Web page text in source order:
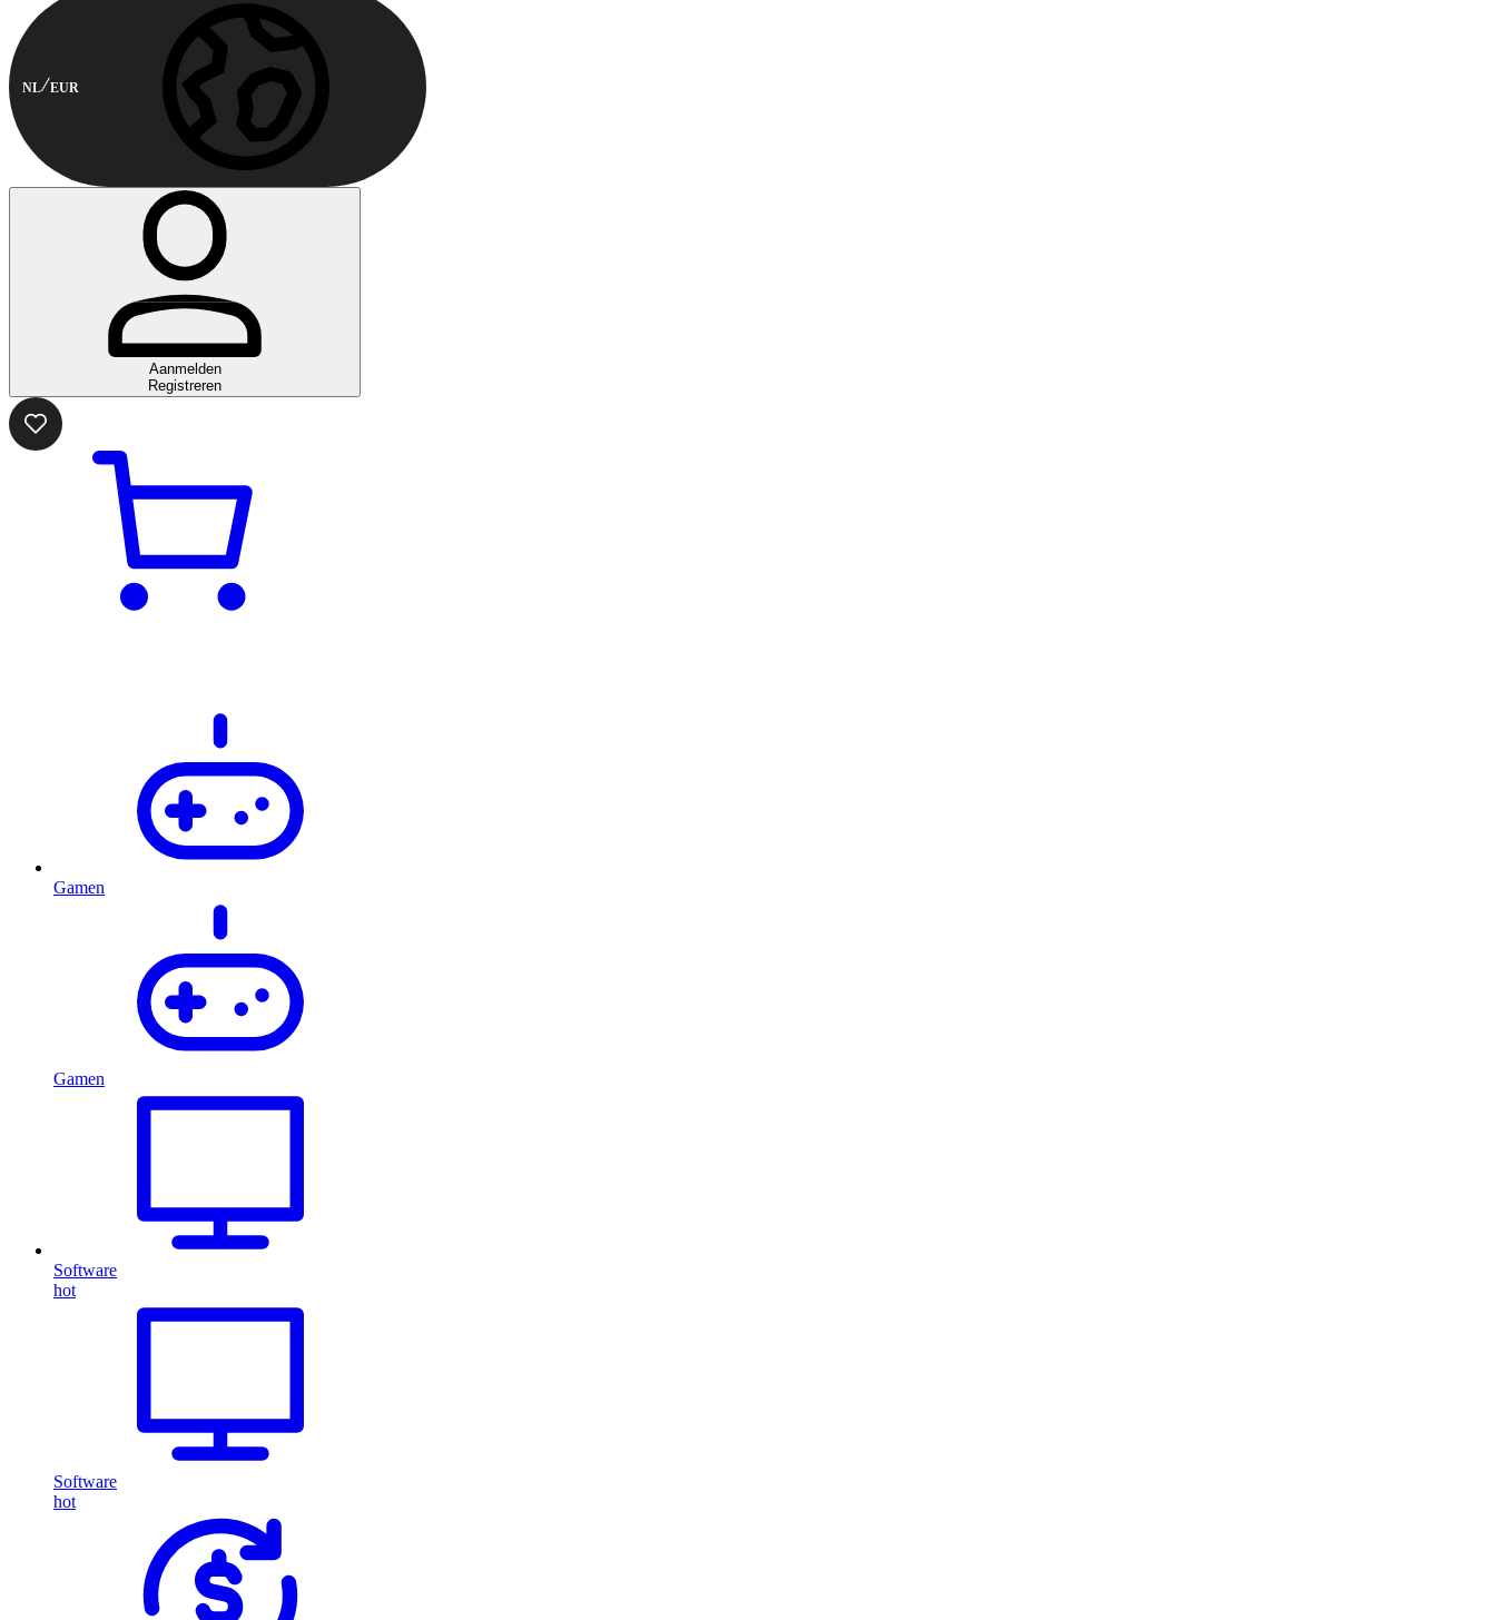
NL EUR
Aanmelden
Registreren
Gamen
Gamen
Software
hot
Software
hot